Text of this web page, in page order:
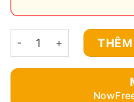
Hộp cơm cắm điện văn
THÊM